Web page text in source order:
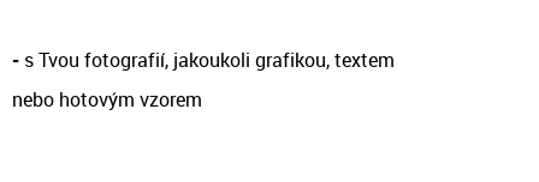
- s Tvou fotografií, jakoukoli grafikou, textem
nebo hotovým vzorem